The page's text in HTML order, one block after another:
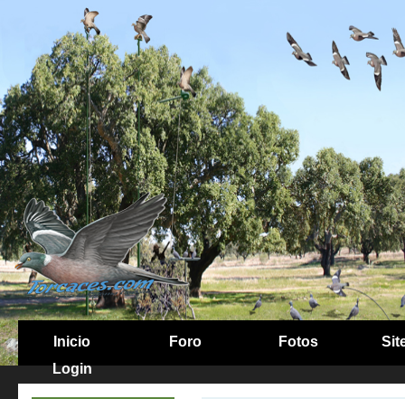
Inicio Foro Fotos
Login